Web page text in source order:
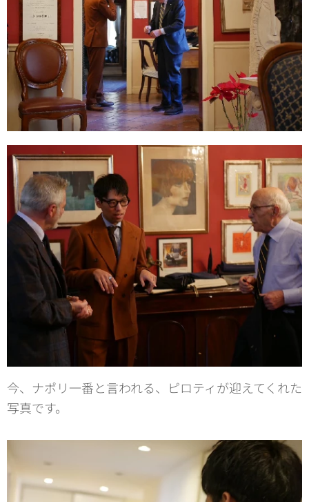
今、ナポリ一番と言われる、ピロティが迎えてくれた
写真です。